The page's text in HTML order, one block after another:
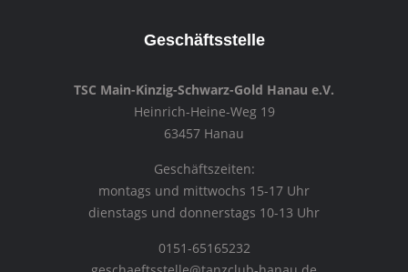
Geschäftsstelle
TSC Main-Kinzig-Schwarz-Gold Hanau e.V.
Heinrich-Heine-Weg 19
63457 Hanau
Geschäftszeiten:
montags und mittwochs 15-17 Uhr
dienstags und donnerstags 10-13 Uhr
0151-65165232